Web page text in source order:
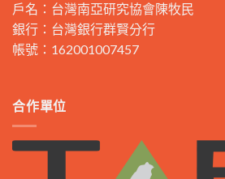
戶名：台灣南亞研究協會陳牧民
銀行：台灣銀行群賢分行
帳號：162001007457
合作單位